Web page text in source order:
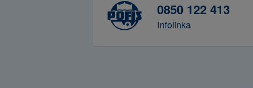
0850 122 413
Infolinka